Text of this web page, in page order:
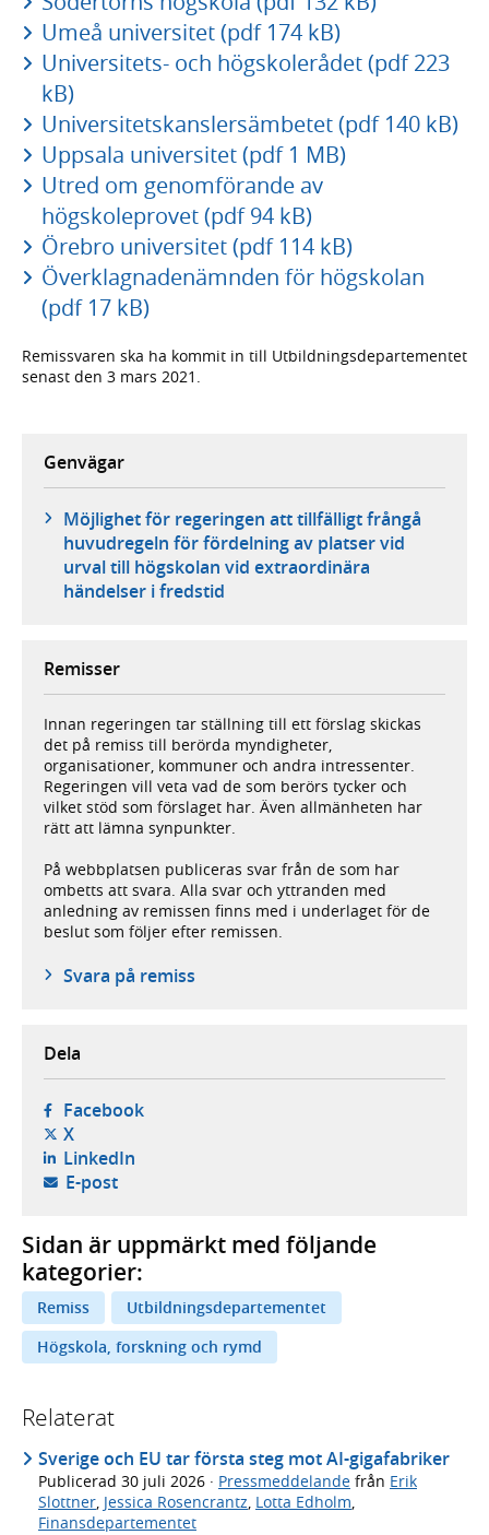
Umeå universitet (pdf 174 kB)
Universitets- och högskolerådet (pdf 223
kB)
Universitetskanslersämbetet (pdf 140 kB)
Uppsala universitet (pdf 1 MB)
Utred om genomförande av
högskoleprovet (pdf 94 kB)
Örebro universitet (pdf 114 kB)
Överklagnadenämnden för högskolan
(pdf 17 kB)
Remissvaren ska ha kommit in till Utbildningsdepartementet
senast den 3 mars 2021.
Genvägar
Möjlighet för regeringen att tillfälligt frångå
huvudregeln för fördelning av platser vid
urval till högskolan vid extraordinära
händelser i fredstid
Remisser
Innan regeringen tar ställning till ett förslag skickas
det på remiss till berörda myndigheter,
organisationer, kommuner och andra intressenter.
Regeringen vill veta vad de som berörs tycker och
vilket stöd som förslaget har. Även allmänheten har
rätt att lämna synpunkter.
På webbplatsen publiceras svar från de som har
ombetts att svara. Alla svar och yttranden med
anledning av remissen finns med i underlaget för de
beslut som följer efter remissen.
Svara på remiss
Dela
Facebook- öppnas i ny flik, extern webbplats,
X- öppnas i ny flik, extern webbplats,
LinkedIn- öppnas i ny flik, extern webbplats,
E-post- öppnar din e-postklient,
Sidan är uppmärkt med följande
kategorier:
Remiss
Utbildningsdepartementet
Högskola, forskning och rymd
Relaterat
Sverige och EU tar första steg mot AI-gigafabriker
Publicerad 30 juli 2026 · Pressmeddelande från Erik
Slottner, Jessica Rosencrantz, Lotta Edholm,
Finansdepartementet